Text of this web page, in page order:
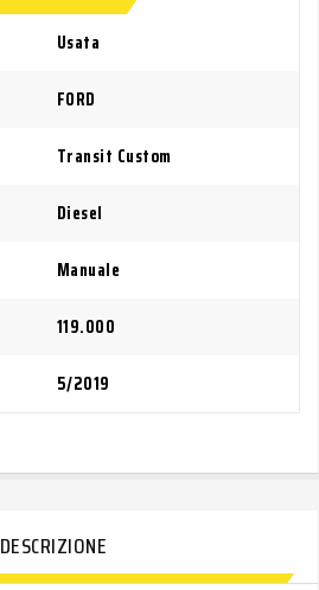
Usata
FORD
Transit Custom
Diesel
Manuale
119.000
5/2019
DESCRIZIONE